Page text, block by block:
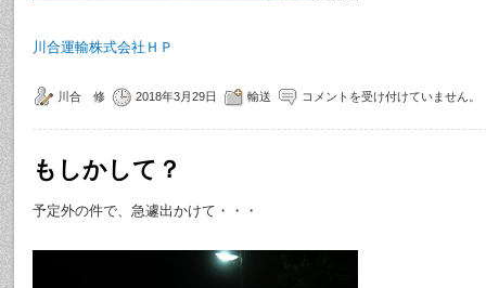
川合運輸株式会社ＨＰ
川合 修 2018年3月29日 輸送 コメントを受け付けていません。
もしかして？
予定外の件で、急遽出かけて・・・